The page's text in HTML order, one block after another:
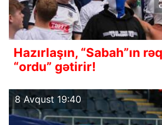
Hazırlaşın, “Sabah”ın
“ordu” gətirir!
8 Avqust 19:40